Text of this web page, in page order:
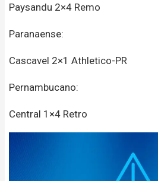
Paysandu 2×4 Remo
Paranaense:
Cascavel 2×1 Athletico-PR
Pernambucano:
Central 1×4 Retro